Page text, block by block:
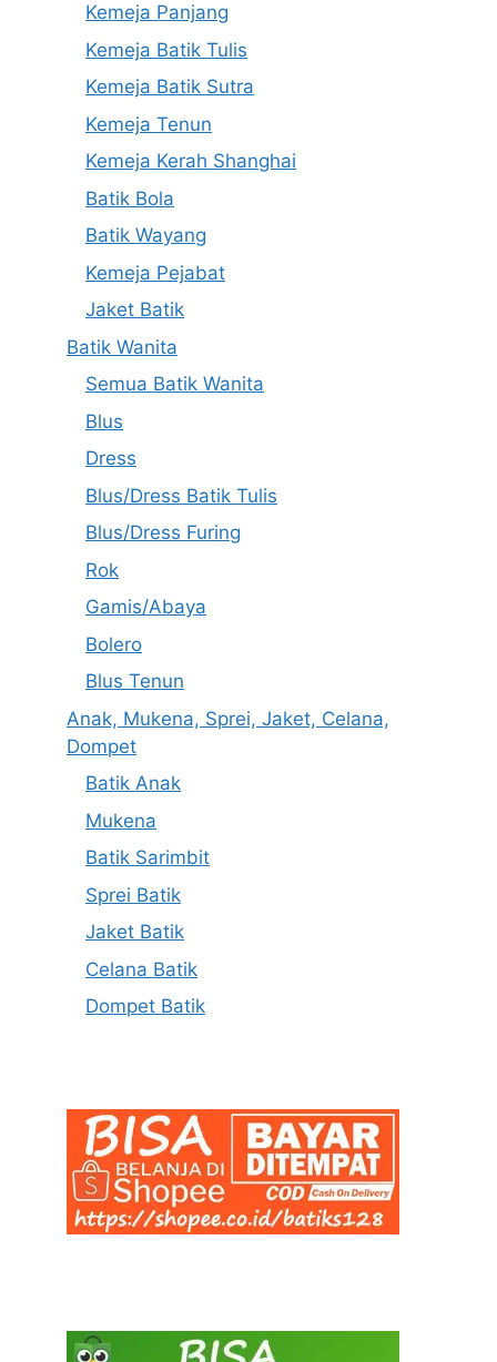
Kemeja Panjang
Kemeja Batik Tulis
Kemeja Batik Sutra
Kemeja Tenun
Kemeja Kerah Shanghai
Batik Bola
Batik Wayang
Kemeja Pejabat
Jaket Batik
Batik Wanita
Semua Batik Wanita
Blus
Dress
Blus/Dress Batik Tulis
Blus/Dress Furing
Rok
Gamis/Abaya
Bolero
Blus Tenun
Anak, Mukena, Sprei, Jaket, Celana,
Dompet
Batik Anak
Mukena
Batik Sarimbit
Sprei Batik
Jaket Batik
Celana Batik
Dompet Batik